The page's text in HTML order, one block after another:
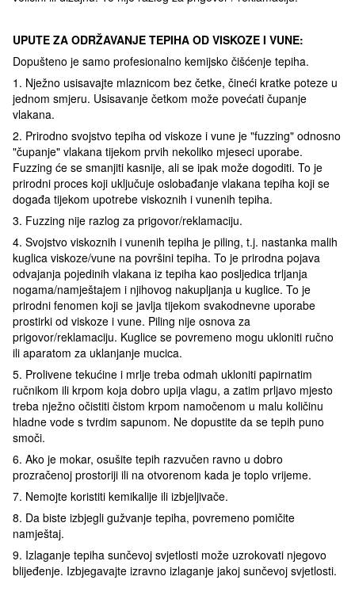
UPUTE ZA ODRŽAVANJE TEPIHA OD VISKOZE I VUNE:
Dopušteno je samo profesionalno kemijsko čišćenje tepiha.
1. Nježno usisavajte mlaznicom bez četke, čineći kratke poteze u
jednom smjeru. Usisavanje četkom može povećati čupanje
vlakana.
2. Prirodno svojstvo tepiha od viskoze i vune je "fuzzing" odnosno
"čupanje" vlakana tijekom prvih nekoliko mjeseci uporabe.
Fuzzing će se smanjiti kasnije, ali se ipak može dogoditi. To je
prirodni proces koji uključuje oslobađanje vlakana tepiha koji se
događa tijekom upotrebe viskoznih i vunenih tepiha.
3. Fuzzing nije razlog za prigovor/reklamaciju.
4. Svojstvo viskoznih i vunenih tepiha je piling, t.j. nastanka malih
kuglica viskoze/vune na površini tepiha. To je prirodna pojava
odvajanja pojedinih vlakana iz tepiha kao posljedica trljanja
nogama/namještajem i njihovog nakupljanja u kuglice. To je
prirodni fenomen koji se javlja tijekom svakodnevne uporabe
prostirki od viskoze i vune. Piling nije osnova za
prigovor/reklamaciju. Kuglice se povremeno mogu ukloniti ručno
ili aparatom za uklanjanje mucica.
5. Prolivene tekućine i mrlje treba odmah ukloniti papirnatim
ručnikom ili krpom koja dobro upija vlagu, a zatim prljavo mjesto
treba nježno očistiti čistom krpom namočenom u malu količinu
hladne vode s tvrdim sapunom. Ne dopustite da se tepih puno
smoči.
6. Ako je mokar, osušite tepih razvučen ravno u dobro
prozračenoj prostoriji ili na otvorenom kada je toplo vrijeme.
7. Nemojte koristiti kemikalije ili izbjeljivače.
8. Da biste izbjegli gužvanje tepiha, povremeno pomičite
namještaj.
9. Izlaganje tepiha sunčevoj svjetlosti može uzrokovati njegovo
blijeđenje. Izbjegavajte izravno izlaganje jakoj sunčevoj svjetlosti.